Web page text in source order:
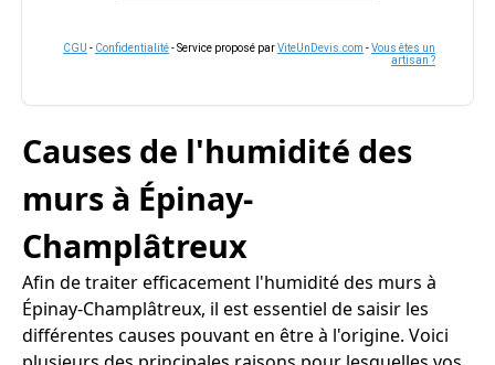
CGU - Confidentialité- Service proposé parViteUnDevis.com -Vous êtes un
artisan ?
Causes de l'humidité des
murs à Épinay-
Champlâtreux
Afin de traiter efficacement l'humidité des murs à
Épinay-Champlâtreux, il est essentiel de saisir les
différentes causes pouvant en être à l'origine. Voici